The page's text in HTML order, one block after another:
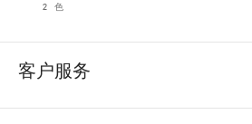
2 色
客户服务